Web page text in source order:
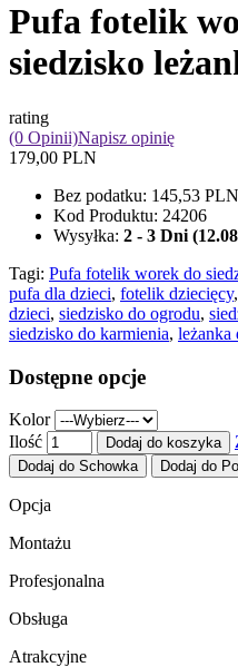
Pufa fotelik
siedzisko
rating
(0 Opinii)Napisz opinię
179,00 PLN
Bez podatku: 145,53 PLN
Kod Produktu: 24206
Wysyłka: 2 - 3 Dni
Tagi: Pufa fotelik worek do
pufa dla dzieci, fotelik dziecięcy,
dzieci, siedzisko do ogrodu,
siedzisko do karmienia, leżanka
Dostępne opcje
Kolor
Ilość
Dodaj do koszyka
Dodaj do Schowka Dodaj do
Opcja
Montażu
Profesjonalna
Obsługa
Atrakcyjne